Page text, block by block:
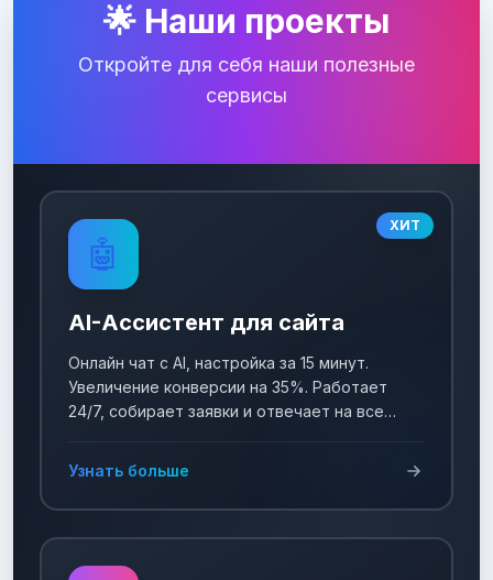
🌟 Наши проекты
Откройте для себя наши полезные
сервисы
ХИТ
🤖
AI-Ассистент для сайта
Онлайн чат с AI, настройка за 15 минут.
Увеличение конверсии на 35%. Работает
24/7, собирает заявки и отвечает на все
Узнать больше